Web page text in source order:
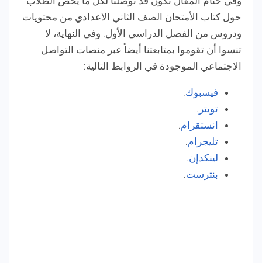
حول كتاب الأمتحان الصف الثاني الاعدادي من محتويات
ودروس من الفصل الدراسي الأول. وفي النهاية، لا
تنسوا أن تقوموا بمتابعتنا أيضاً عبر منصات التواصل
الاجتماعي الموجودة في الروابط التالية:
فيسبوك.
تويتر .
انستقرام.
تليجرام.
لينكدإن.
بنترست.